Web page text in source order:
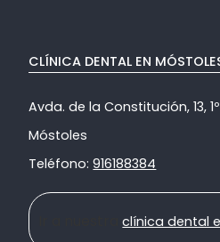
CLÍNICA DENTAL EN
Avda. de la Constitución, 13,
Móstoles
Teléfono:916188384
Ir a nuestraclínica dental